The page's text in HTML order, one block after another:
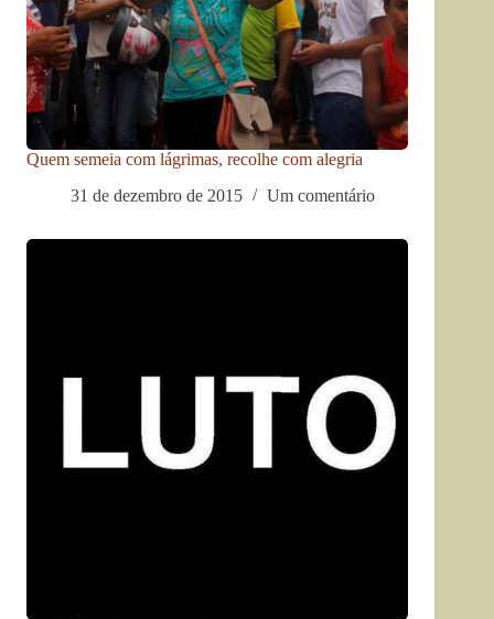
Quem semeia com lágrimas, recolhe com alegria
31 de dezembro de 2015
Um comentário